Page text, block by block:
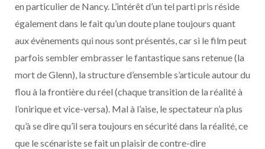
en particulier de Nancy. L’intérêt d’un tel parti pris réside
également dans le fait qu’un doute plane toujours quant
aux évènements qui nous sont présentés, car si le film peut
parfois sembler embrasser le fantastique sans retenue (la
mort de Glenn), la structure d’ensemble s’articule autour du
flou à la frontière du réel (chaque transition de la réalité à
l’onirique et vice-versa). Mal à l’aise, le spectateur n’a plus
qu’à se dire qu’il sera toujours en sécurité dans la réalité, ce
que le scénariste se fait un plaisir de contre-dire